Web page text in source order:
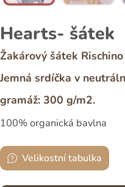
Hearts- šátek
Žakárový šátek Rischino
Jemná srdíčka v
gramáž: 300 g/m2.
100% organická bavlna
Velikostní tabulka